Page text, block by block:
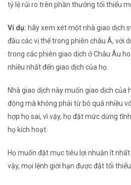
tỷ lệ rủi ro trên phần thưởng tối thiểu
Ví dụ: hãy xem xét một nhà giao dịch
đầu các vị thế trong phiên châu Á, với
trong các phiên giao dịch ở Châu Âu
nhiều nhất đến giao dịch của họ.
Nhà giao dịch này muốn giao dịch của
động mà không phải từ bỏ quá nhiều
hợp họ sai, vì vậy, họ đặt mức dừng
họ kích hoạt.
Họ muốn đặt mục tiêu lợi nhuận ít
vậy, mọi lệnh giới hạn được đặt tối